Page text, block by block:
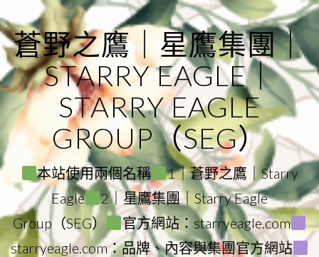
to
content
蒼野之鷹｜星鷹集團｜
STARRY EAGLE｜
STARRY EAGLE
GROUP（SEG）
本站使用兩個名稱
1｜蒼野之鷹｜Starry
Eagle
2｜星鷹集團｜Starry Eagle
Group（SEG）
官方網站：starryeagle.com
starryeagle.com：品牌、內容與集團官方網站